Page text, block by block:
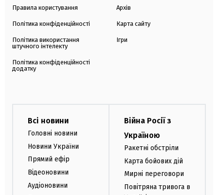
Правила користування
Політика конфіденційності
Політика використання
штучного інтелекту
Політика конфіденційності
додатку
Архів
Карта сайту
Ігри
Всі новини
Головні новини
Новини України
Прямий ефір
Відеоновини
Аудіоновини
Війна Росії з
Україною
Ракетні обстріли
Карта бойових дій
Мирні переговори
Повітряна тривога в